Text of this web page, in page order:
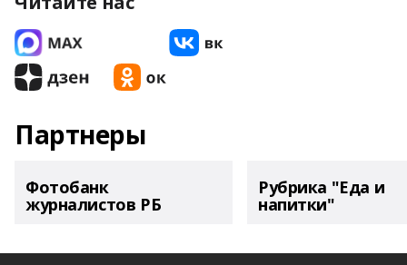
Партнеры
Фотобанк
журналистов РБ
Рубрика "Еда и
напитки"